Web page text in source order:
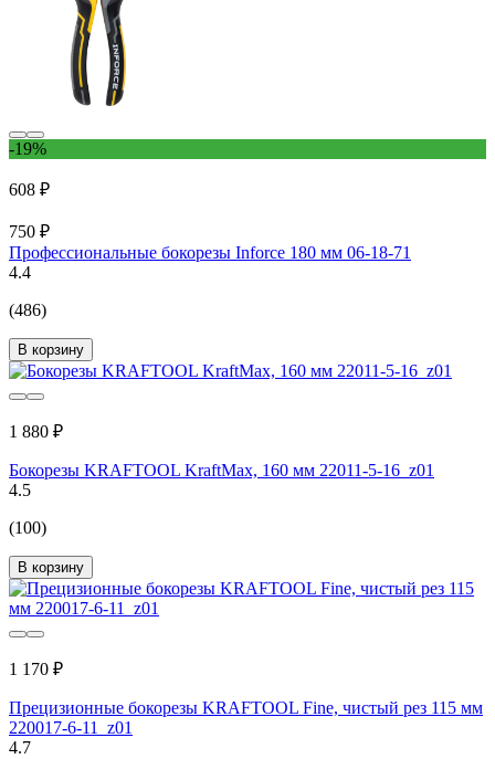
-19%
608 ₽
750 ₽
Профессиональные бокорезы Inforce 180 мм 06-18-71
4.4
(486)
В корзину
1 880 ₽
Бокорезы KRAFTOOL KraftMax, 160 мм 22011-5-16_z01
4.5
(100)
В корзину
1 170 ₽
Прецизионные бокорезы KRAFTOOL Fine, чистый рез 115 мм
220017-6-11_z01
4.7